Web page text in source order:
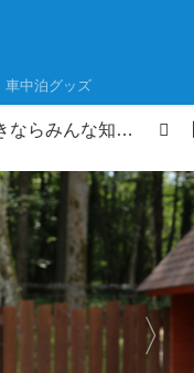
車中泊グッズ
キャンプ好きならみんな知ってる！あの「キャンプ・アンド・キャビンズ」が山中湖に誕生！